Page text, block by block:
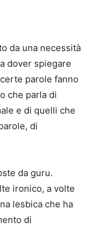
da una necessità
dover spiegare
parole fanno
che parla di
e di quelli che
di
da guru.
ironico, a volte
lesbica che ha
di